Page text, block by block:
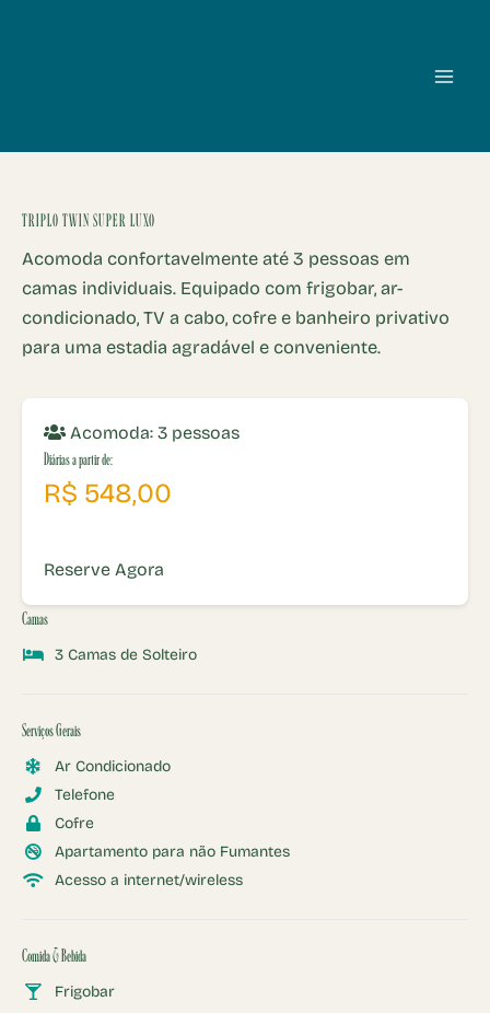
Cataratas Park Hotel — Hotel em Foz do
Hospede-se no Cataratas Park Hotel em Foz do Iguaçu. A
TRIPLO TWIN SUPER LUXO
Acomoda confortavelmente até 3 pessoas em
camas individuais. Equipado com frigobar, ar-
condicionado, TV a cabo, cofre e banheiro privativo
para uma estadia agradável e conveniente.
Acomoda: 3 pessoas
Diárias a partir de:
R$ 548,00
Reserve Agora
Camas
3 Camas de Solteiro
Serviços Gerais
Ar Condicionado
Telefone
Cofre
Apartamento para não Fumantes
Acesso a internet/wireless
Comida & Bebida
Frigobar